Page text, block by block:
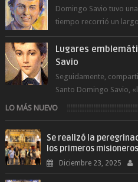
Domingo Savio tuvo
tiempo recorrió un
del Espíritu Santo y fr...
Lugares
Savio
Seguidamente,
Santo Domingo Savio,
Don Bosco». San
LO MÁS NUEVO
Se realizó la
los primeros
Diciembre 23, 2025